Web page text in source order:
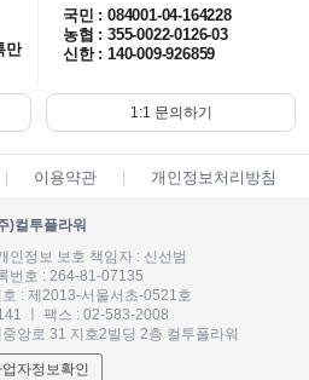
만
국민 : 084001-04-164228
농협 : 355-0022-0126-03
신한 : 140-009-926859
1:1 문의하기
이용약관 개인정보처리방침
)컬투플라워
인정보 보호 책임자 : 신선범
번호 : 264-81-07135
: 제2013-서울서초-0521호
ㅣ 팩스 : 02-583-2008
앙로 31 지호2빌딩 2층 컬투플라워
자정보확인